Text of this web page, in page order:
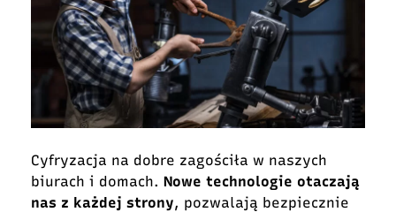
Cyfryzacja na dobre zagościła w naszych
biurach i domach. Nowe technologie otaczają
nas z każdej strony, pozwalają bezpiecznie